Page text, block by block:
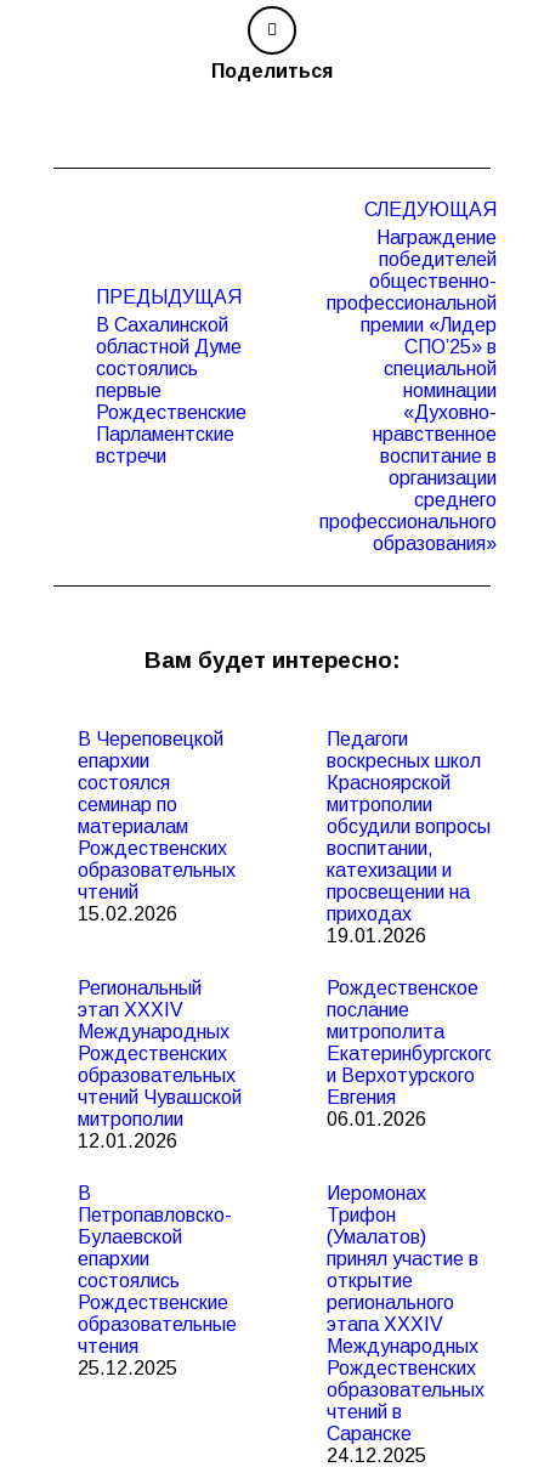
Поделиться
ПРЕДЫДУЩАЯ
Предыдущая
запись:
В Сахалинской
областной Думе
состоялись
первые
Рождественские
Парламентские
встречи
СЛЕДУЮЩАЯ
Следующая
Награждение
победителей
общественно-
профессиональной
премии «Лидер
СПО’25» в
специальной
номинации
«Духовно-
нравственное
воспитание в
организации
среднего
профессионального
образования»
Вам будет интересно:
В Череповецкой
епархии
состоялся
семинар по
материалам
Рождественских
образовательных
чтений
15.02.2026
Педагоги
воскресных школ
Красноярской
митрополии
обсудили вопросы
воспитании,
катехизации и
просвещении на
приходах
19.01.2026
Региональный
этап XXXIV
Международных
Рождественских
образовательных
чтений Чувашской
митрополии
12.01.2026
Рождественское
послание
митрополита
Екатеринбургского
и Верхотурского
Евгения
06.01.2026
В
Петропавловско-
Булаевской
епархии
состоялись
Рождественские
образовательные
чтения
25.12.2025
Иеромонах
Трифон
(Умалатов)
принял участие в
открытие
регионального
этапа XXXIV
Международных
Рождественских
образовательных
чтений в
Саранске
24.12.2025